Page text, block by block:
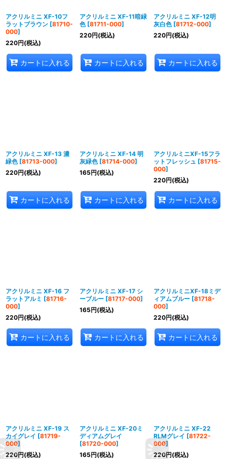
アクリルミニ XF-10フ
ラットブラウン [81710-
000]
220円(税込)
カートに入れる
アクリルミニ XF-11暗緑
色 [81711-000]
220円(税込)
カートに入れる
アクリルミニ XF-12明
灰白色 [81712-000]
220円(税込)
カートに入れる
アクリルミニ XF-13 濃
緑色 [81713-000]
220円(税込)
カートに入れる
アクリルミニ XF-14 明
灰緑色 [81714-000]
165円(税込)
カートに入れる
アクリルミニXF-15フラ
ットフレッシュ [81715-
000]
220円(税込)
カートに入れる
アクリルミニ XF-16 フ
ラットアルミ [81716-
000]
220円(税込)
カートに入れる
アクリルミニ XF-17 シ
ーブルー [81717-000]
165円(税込)
カートに入れる
アクリルミニXF-18ミデ
ィアムブルー [81718-
000]
220円(税込)
カートに入れる
アクリルミニ XF-19 ス
カイグレイ [81719-
000]
220円(税込)
アクリルミニ XF-20ミ
ディアムグレイ
[81720-000]
165円(税込)
アクリルミニ XF-22
RLMグレイ [81722-
000]
220円(税込)